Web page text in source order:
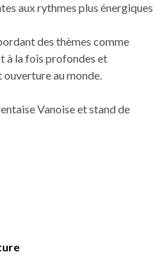
aux rythmes plus énergiques
des thèmes comme
à la fois profondes et
au monde.
Vanoise et stand de